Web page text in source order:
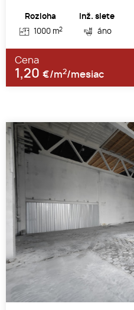
Rozloha
1000 m2
Inž. siete
áno
Cena
1,20 €/m2/mesiac